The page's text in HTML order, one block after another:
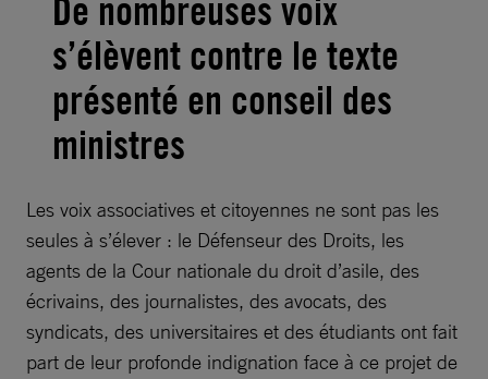
De nombreuses voix
s’élèvent contre le texte
présenté en conseil des
ministres
Les voix associatives et citoyennes ne sont pas les
seules à s’élever : le Défenseur des Droits, les
agents de la Cour nationale du droit d’asile, des
écrivains, des journalistes, des avocats, des
syndicats, des universitaires et des étudiants ont fait
part de leur profonde indignation face à ce projet de